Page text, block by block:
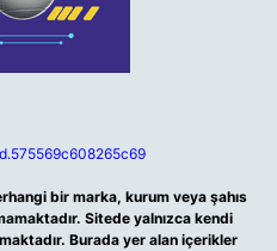
bir marka, kurum veya şahıs
Sitede yalnızca kendi
Burada yer alan içerikler